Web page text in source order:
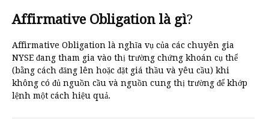
Affirmative Obligation là gì?
Affirmative Obligation là nghĩa vụ của các chuyên gia
NYSE đang tham gia vào thị trường chứng khoán cụ thể
(bằng cách đăng lên hoặc đặt giá thầu và yêu cầu) khi
không có đủ nguồn cầu và nguồn cung thị trường để khớp
lệnh một cách hiệu quả.